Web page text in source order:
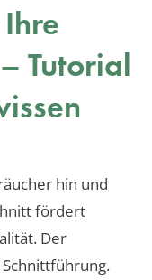
Tutorial
hin und
fördert
Der